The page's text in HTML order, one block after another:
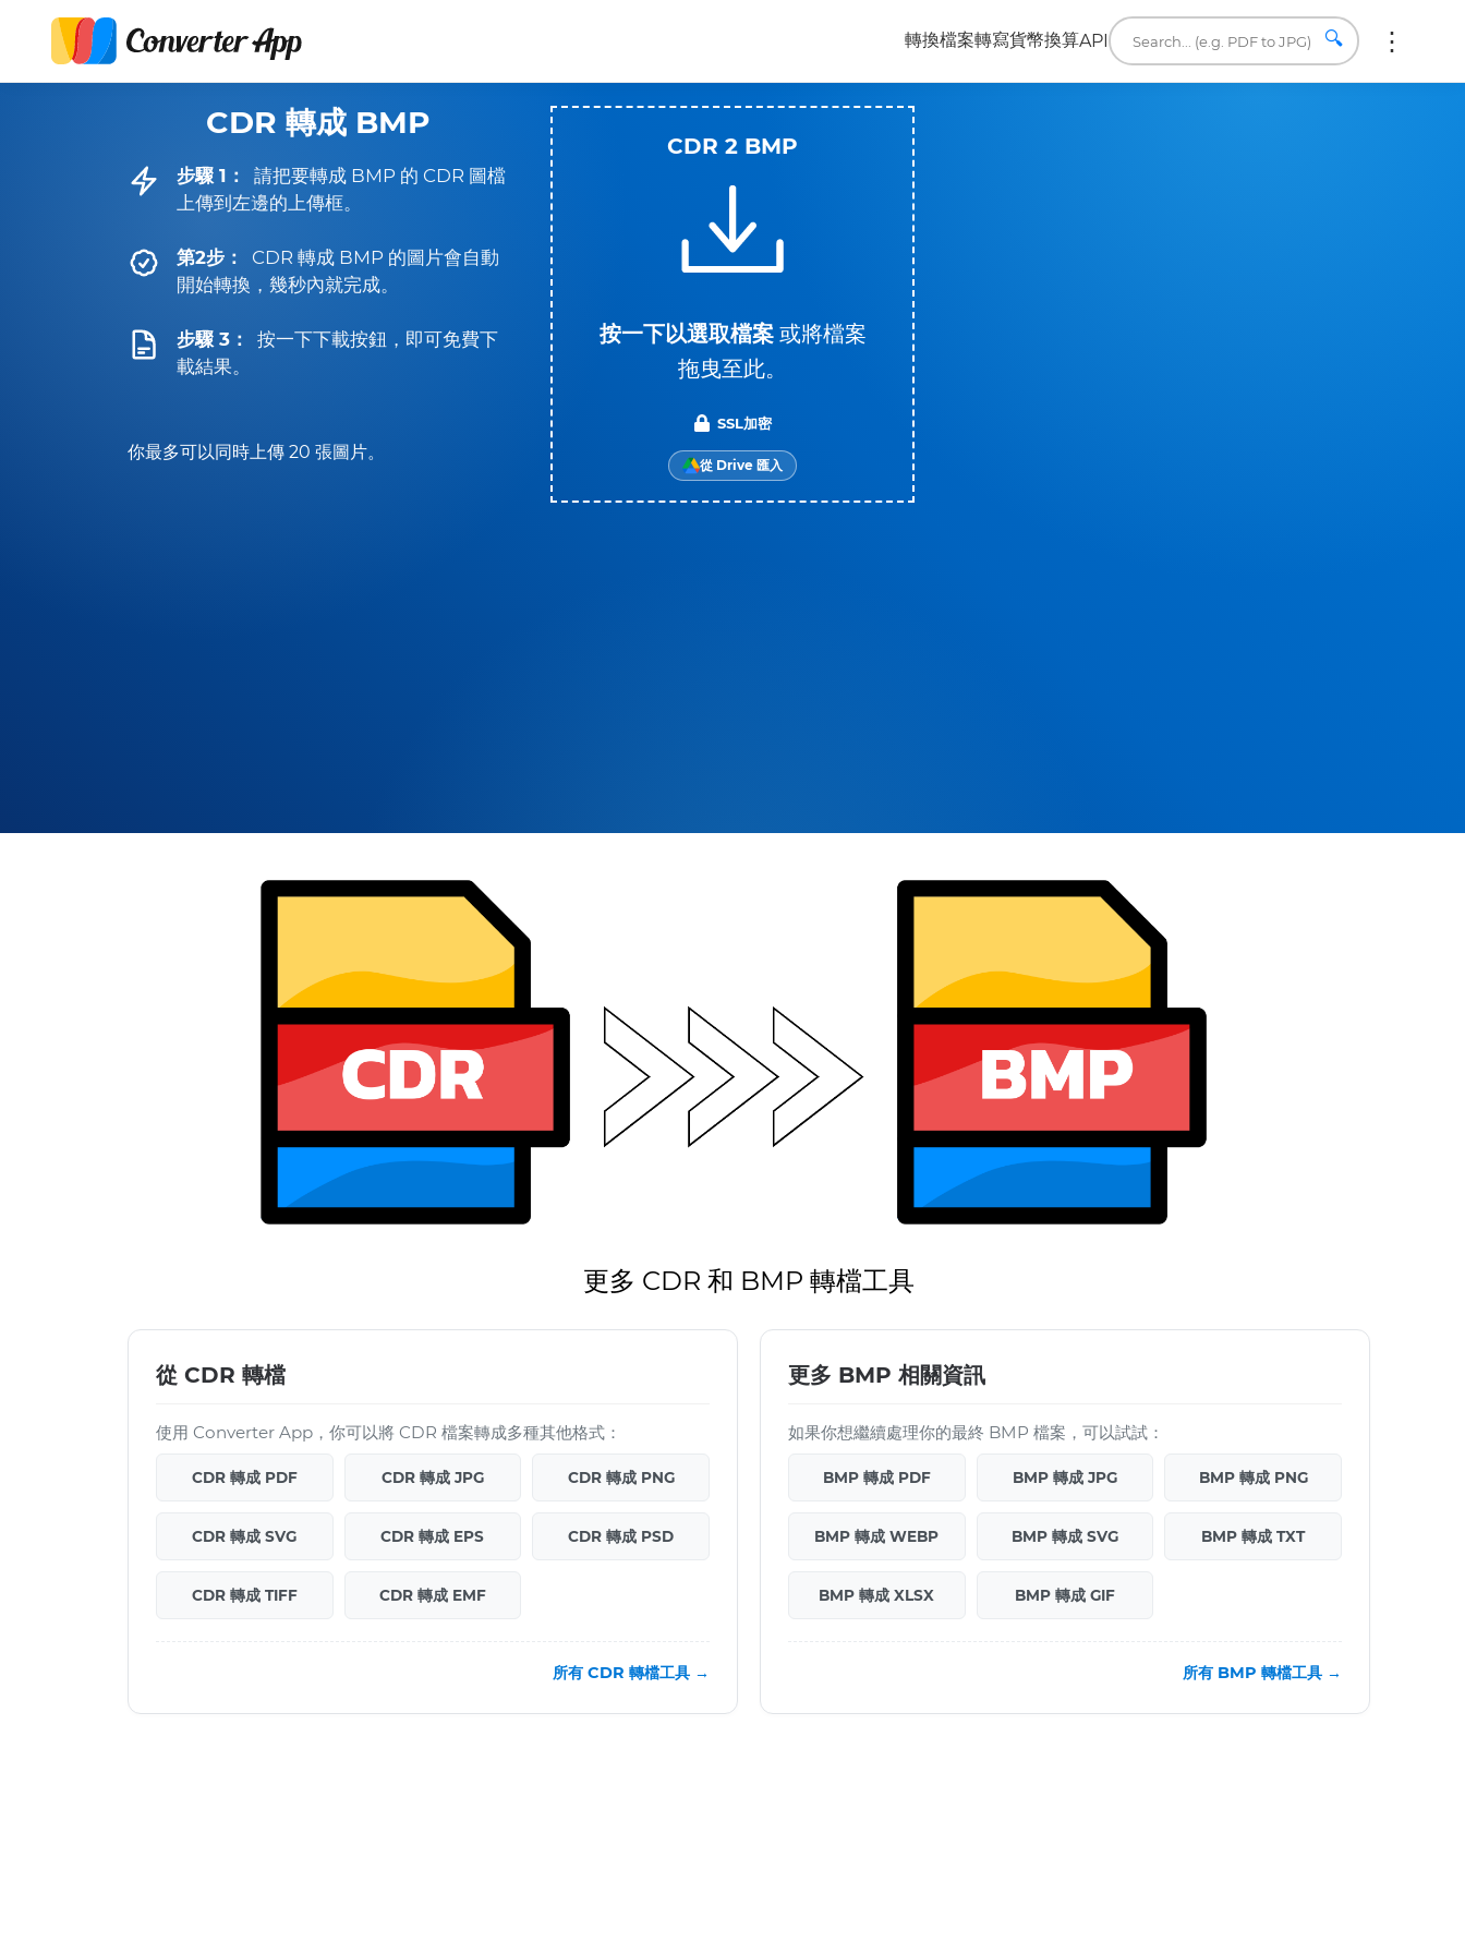
轉換檔案轉寫貨幣換算API 🔍
CDR 轉成 BMP
步驟 1：
請把要轉成 BMP 的 CDR 圖檔
上傳到左邊的上傳框。
第2步：
CDR 轉成 BMP 的圖片會自動
開始轉換，幾秒內就完成。
步驟 3：
按一下下載按鈕，即可免費下
載結果。
你最多可以同時上傳 20 張圖片。
CDR 2 BMP
按一下以選取檔案 或將檔案
拖曳至此。
SSL加密
從 Drive 匯入
更多 CDR 和 BMP 轉檔工具
從 CDR 轉檔
使用 Converter App，你可以將 CDR 檔案轉成多種其他格式：
CDR 轉成 PDF CDR 轉成 JPG CDR 轉成 PNG
CDR 轉成 SVG CDR 轉成 EPS CDR 轉成 PSD
CDR 轉成 TIFF CDR 轉成 EMF
所有 CDR 轉檔工具 →
更多 BMP 相關資訊
如果你想繼續處理你的最終 BMP 檔案，可以試試：
BMP 轉成 PDF BMP 轉成 JPG BMP 轉成 PNG
BMP 轉成 WEBP BMP 轉成 SVG BMP 轉成 TXT
BMP 轉成 XLSX BMP 轉成 GIF
所有 BMP 轉檔工具 →